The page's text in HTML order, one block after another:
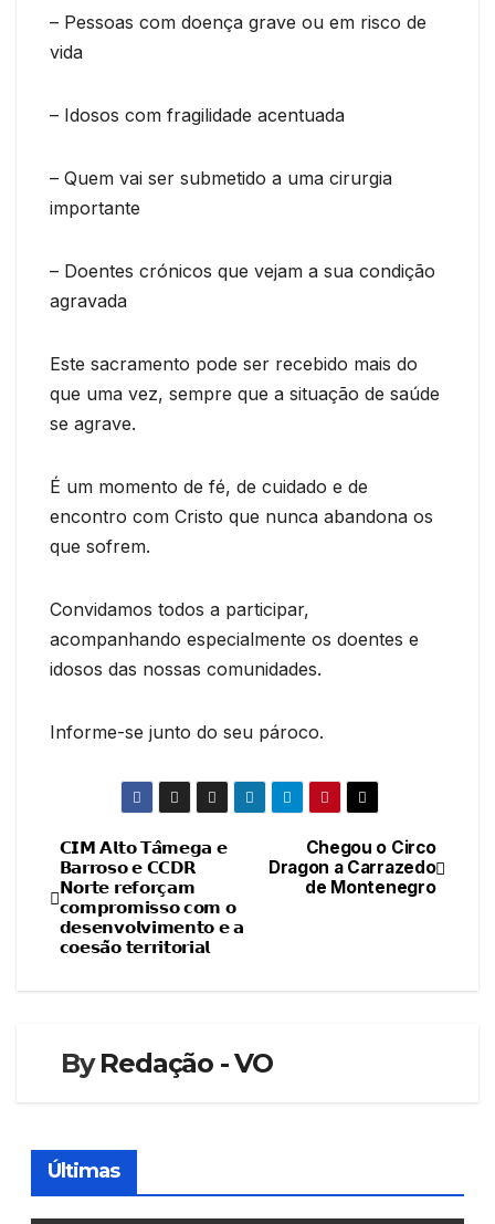
– Pessoas com doença grave ou em risco de
vida
– Idosos com fragilidade acentuada
– Quem vai ser submetido a uma cirurgia
importante
– Doentes crónicos que vejam a sua condição
agravada
Este sacramento pode ser recebido mais do
que uma vez, sempre que a situação de saúde
se agrave.
É um momento de fé, de cuidado e de
encontro com Cristo que nunca abandona os
que sofrem.
Convidamos todos a participar,
acompanhando especialmente os doentes e
idosos das nossas comunidades.
Informe-se junto do seu pároco.
Navegação
de
artigos
Chegou o Circo
Dragon a Carrazedo
de Montenegro
𝗖𝗜𝗠 𝗔𝗹𝘁𝗼 𝗧𝗮̂𝗺𝗲𝗴𝗮 𝗲
𝗕𝗮𝗿𝗿𝗼𝘀𝗼 𝗲 𝗖𝗖𝗗𝗥
𝗡𝗼𝗿𝘁𝗲 𝗿𝗲𝗳𝗼𝗿𝗰̧𝗮𝗺
𝗰𝗼𝗺𝗽𝗿𝗼𝗺𝗶𝘀𝘀𝗼 𝗰𝗼𝗺 𝗼
𝗱𝗲𝘀𝗲𝗻𝘃𝗼𝗹𝘃𝗶𝗺𝗲𝗻𝘁𝗼 𝗲 𝗮
𝗰𝗼𝗲𝘀𝗮̃𝗼 𝘁𝗲𝗿𝗿𝗶𝘁𝗼𝗿𝗶𝗮𝗹
ByRedação - VO
Últimas